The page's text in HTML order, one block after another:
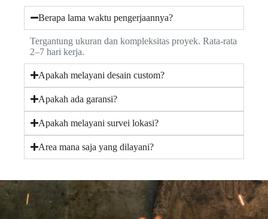
Berapa lama waktu pengerjaannya?
Tergantung ukuran dan kompleksitas proyek. Rata-rata
2–7 hari kerja.
Apakah melayani desain custom?
Apakah ada garansi?
Apakah melayani survei lokasi?
Area mana saja yang dilayani?